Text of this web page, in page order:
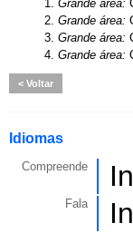
1. Grande área:
2. Grande área:
3. Grande área:
4. Grande área:
Voltar
Idiomas
Compreende
Fala